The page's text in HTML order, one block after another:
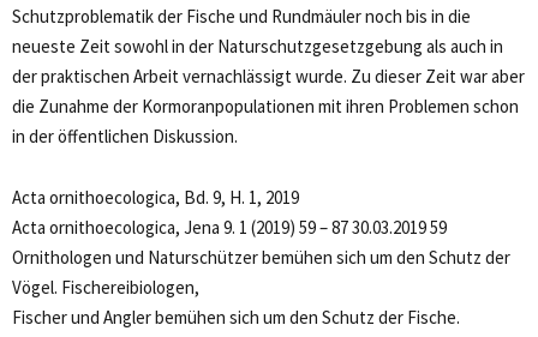
Schutzproblematik der Fische und Rundmäuler noch bis in die
neueste Zeit sowohl in der Naturschutzgesetzgebung als auch in
der praktischen Arbeit vernachlässigt wurde. Zu dieser Zeit war aber
die Zunahme der Kormoranpopulationen mit ihren Problemen schon
in der öffentlichen Diskussion.
Acta ornithoecologica, Bd. 9, H. 1, 2019
Acta ornithoecologica, Jena 9. 1 (2019) 59 – 87 30.03.2019 59
Ornithologen und Naturschützer bemühen sich um den Schutz der
Vögel. Fischereibiologen,
Fischer und Angler bemühen sich um den Schutz der Fische.